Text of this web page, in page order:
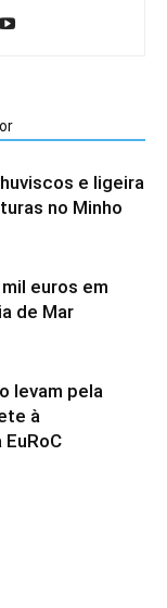
e ligeira
no Minho
euros em
de Mar
levam pela
à